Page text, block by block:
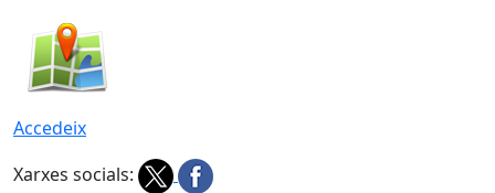
Accedeix
Xarxes socials: